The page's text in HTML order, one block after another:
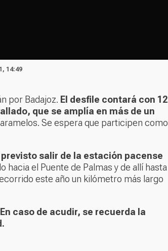
14:49
por Badajoz. El desfile contará con 12
que se amplía en más de un
Se espera que participen como
salir de la estación pacense
hacia el Puente de Palmas y de allí hasta
este año un kilómetro más largo
En caso de acudir, se recuerda la